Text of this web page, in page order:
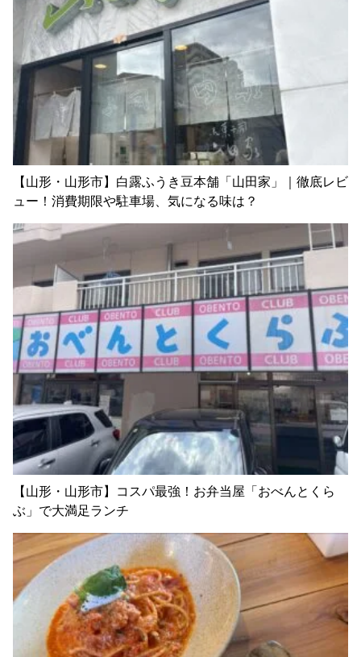
【山形・山形市】白露ふうき豆本舗「山田家」｜徹底レビ
ュー！消費期限や駐車場、気になる味は？
【山形・山形市】コスパ最強！お弁当屋「おべんとくら
ぶ」で大満足ランチ